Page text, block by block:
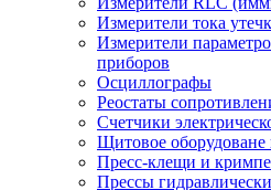
Измерители тока
Измерители
приборов
Осциллографы
Реостаты
Счетчики
Щитовое
Пресс-клещи и
Прессы